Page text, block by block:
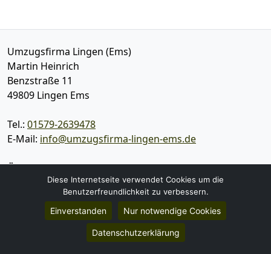
Umzugsfirma Lingen (Ems)
Martin Heinrich
Benzstraße 11
49809 Lingen Ems
Tel.: 01579-2639478
E-Mail: info@umzugsfirma-lingen-ems.de
Öffnungszeiten:Mo - Sa: 10:00 - 21:00 Uhr
Impressum
Datenschutz
Diese Internetseite verwendet Cookies um die
Benutzerfreundlichkeit zu verbessern.
Einverstanden Nur notwendige Cookies
Datenschutzerklärung